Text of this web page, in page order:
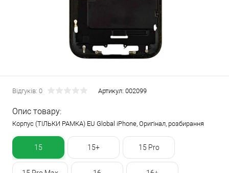
Відгуків: 0 Артикул: 002099
Опис товару:
Корпус (ТІЛЬКИ РАМКА) EU Global iPhone, Оригінал, розбирання
15 15+ 15 Pro